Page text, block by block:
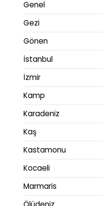
Genel
Gezi
Gönen
İstanbul
İzmir
Kamp
Karadeniz
Kaş
Kastamonu
Kocaeli
Marmaris